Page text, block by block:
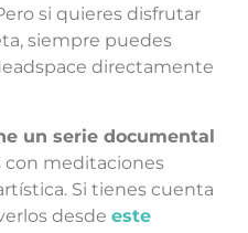
si quieres disfrutar
siempre puedes
directamente
un serie documental
con meditaciones
Si tienes cuenta
desde este